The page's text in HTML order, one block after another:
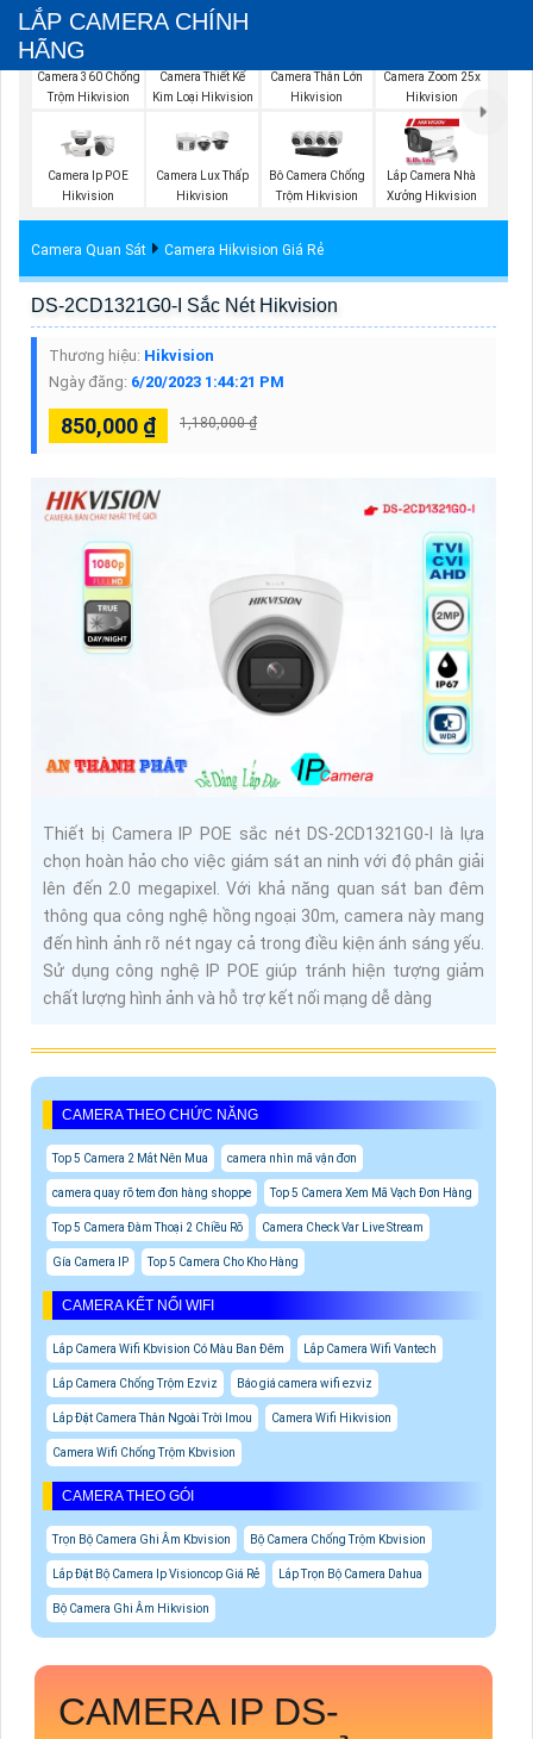
LẮP CAMERA CHÍNH
HÃNG
Camera 360 Chống
Trộm Hikvision
Camera Thiết Kế
Kim Loại Hikvision
Camera Thân Lớn
Hikvision
Camera Zoom 25x
Hikvision
Camera Ip POE
Hikvision
Camera Lux Thấp
Hikvision
Bô Camera Chống
Trộm Hikvision
Lắp Camera Nhà
Xưởng Hikvision
Camera Quan Sát Camera Hikvision Giá Rẻ
DS-2CD1321G0-I Sắc Nét Hikvision
Thương hiệu: Hikvision
Ngày đăng: 6/20/2023 1:44:21 PM
850,000 ₫ 1,180,000 ₫
Thiết bị Camera IP POE sắc nét DS-2CD1321G0-I là lựa
chọn hoàn hảo cho việc giám sát an ninh với độ phân giải
lên đến 2.0 megapixel. Với khả năng quan sát ban đêm
thông qua công nghệ hồng ngoại 30m, camera này mang
đến hình ảnh rõ nét ngay cả trong điều kiện ánh sáng yếu.
Sử dụng công nghệ IP POE giúp tránh hiện tượng giảm
chất lượng hình ảnh và hỗ trợ kết nối mạng dễ dàng
CAMERA THEO CHỨC NĂNG
Top 5 Camera 2 Mắt Nên Mua camera nhìn mã vận đơn
camera quay rõ tem đơn hàng shoppe Top 5 Camera Xem Mã Vạch Đơn Hàng
Top 5 Camera Đàm Thoại 2 Chiều Rõ Camera Check Var Live Stream
Gía Camera IP Top 5 Camera Cho Kho Hàng
CAMERA KẾT NỐI WIFI
Lắp Camera Wifi Kbvision Có Màu Ban Đêm Lắp Camera Wifi Vantech
Lắp Camera Chống Trộm Ezviz Báo giá camera wifi ezviz
Lắp Đặt Camera Thân Ngoài Trời Imou Camera Wifi Hikvision
Camera Wifi Chống Trộm Kbvision
CAMERA THEO GÓI
Trọn Bộ Camera Ghi Âm Kbvision Bộ Camera Chống Trộm Kbvision
Lắp Đặt Bộ Camera Ip Visioncop Giá Rẻ Lắp Trọn Bộ Camera Dahua
Bộ Camera Ghi Âm Hikvision
CAMERA IP DS-